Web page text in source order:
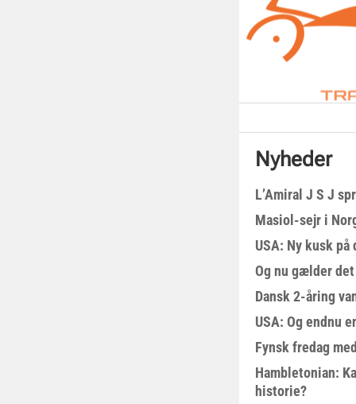
Nyheder
L’Amiral J S J
Masiol-sejr i
USA: Ny kusk på
Og nu gælder
Dansk 2-åring
USA: Og endnu
Fynsk fredag
Hambletonian:
historie?